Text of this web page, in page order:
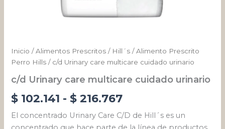
Inicio /Alimentos Prescritos / Hill´s /Alimento Prescrito
Perro Hills / c/d Urinary care multicare cuidado urinario
c/d Urinary care multicare cuidado urinario
$ 102.141 - $ 216.767
El concentrado Urinary Care C/D de Hill´s es un